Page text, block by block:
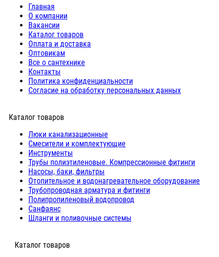
Главная
О компании
Вакансии
Каталог товаров
Оплата и доставка
Оптовикам
Все о сантехнике
Контакты
Политика конфиденциальности
Согласие на обработку персональных данных
Каталог товаров
Люки канализационные
Cмесители и комплектующие
Инструменты
Трубы полиэтиленовые. Компрессионные фитинги
Насосы, баки, фильтры
Отопительное и водонагревательное оборудование
Трубопроводная арматура и фитинги
Полипропиленовый водопровод
Санфаянс
Шланги и поливочные системы
⠀Каталог товаров